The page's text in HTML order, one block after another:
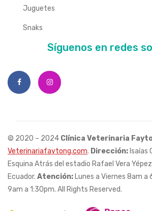
Juguetes
Snaks
Síguenos en redes
© 2020 – 2024 Clínica Veterinaria
Veterinariafaytong.com. Dirección: Isaías
Esquina Atrás del estadio Rafael Vera
Ecuador. Atención: Lunes a Viernes 8am a
9am a 1:30pm. All Rights Reserved.